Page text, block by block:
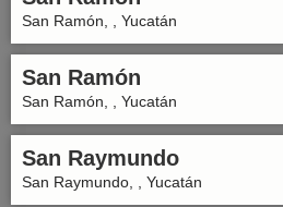
San Ramón, , Yucatán
San Ramón
San Ramón, , Yucatán
San Raymundo
San Raymundo, , Yucatán